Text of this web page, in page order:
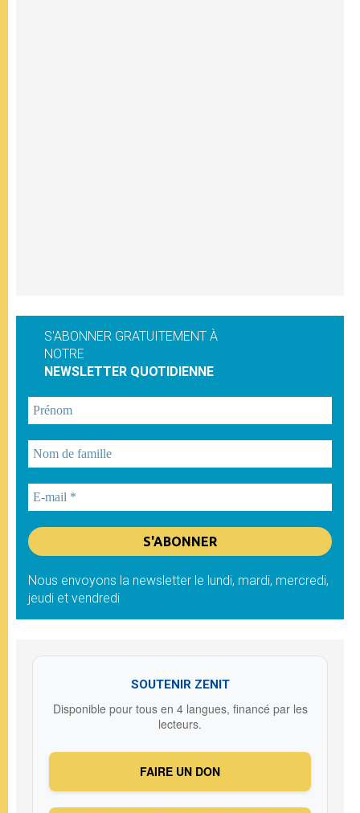
S'ABONNER GRATUITEMENT À
NOTRE
NEWSLETTER QUOTIDIENNE
Nous envoyons la newsletter le lundi, mardi, mercredi,
jeudi et vendredi
SOUTENIR ZENIT
Disponible pour tous en 4 langues, financé par les
lecteurs.
FAIRE UN DON